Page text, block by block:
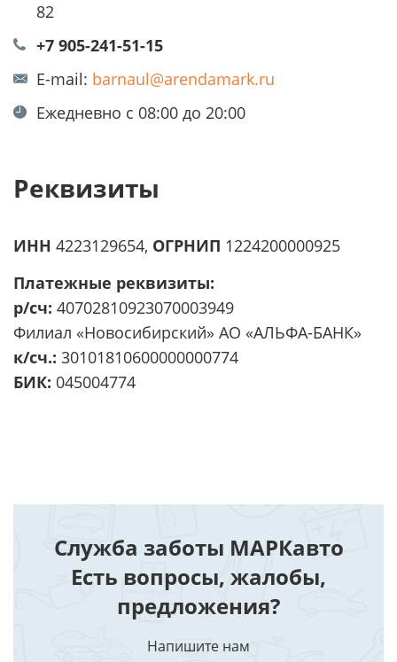
82
+7 905-241-51-15
E-mail: barnaul@arendamark.ru
Ежедневно с 08:00 до 20:00
Реквизиты
ИНН 4223129654, ОГРНИП 1224200000925
Платежные реквизиты:
р/сч: 40702810923070003949
Филиал «Новосибирский» АО «АЛЬФА-БАНК»
к/сч.: 30101810600000000774
БИК: 045004774
Служба заботы МАРКавто
Есть вопросы, жалобы,
предложения?
Напишите нам